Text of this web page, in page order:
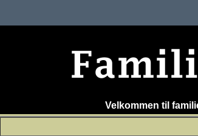
Velkommen til